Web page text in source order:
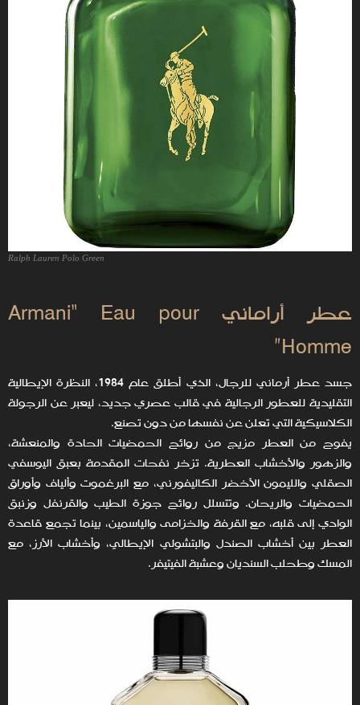
عطر أراماني Armani“ Eau pour
Homme”
جسد عطر أرماني للرجال، الذي أطلق عام 1984، النظرة الإيطالية
التقليدية للعطور الرجالية في قالب عصري جديد، ليعبر عن الرجولة
الكلاسيكية التي تعلن عن نفسها من دون تصنع.
يفوح من العطر مزيج من روائح الحمضيات الحادة والمنعشة،
والزهور والأخشاب العطرية. تزخر نفحات المقدمة بعبق اليوسفي
الصقلي والليمون الأخضر الكاليفورني، مع البرغموت وألياف وأوراق
الحمضيات والريحان. وتتسلل روائح جوزة الطيب والقرنفل وزنبق
الوادي إلى قلبه، مع القرفة والخزامى والياسمين، بينما تجمع قاعدة
العطر بين أخشاب الصندل والبتشولي الإيطالي، وأخشاب الأرز، مع
المسك وطحلب السنديان وعشبة الفيتيفر.